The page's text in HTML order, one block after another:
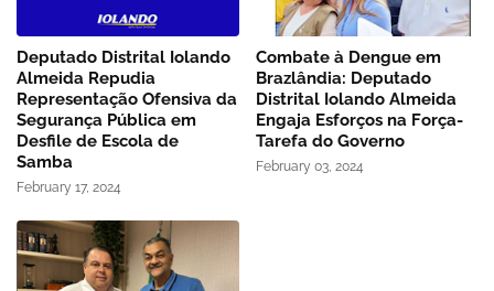
Deputado Distrital Iolando
Almeida Repudia
Representação Ofensiva da
Segurança Pública em
Desfile de Escola de
Samba
February 17, 2024
Combate à Dengue em
Brazlândia: Deputado
Distrital Iolando Almeida
Engaja Esforços na Força-
Tarefa do Governo
February 03, 2024